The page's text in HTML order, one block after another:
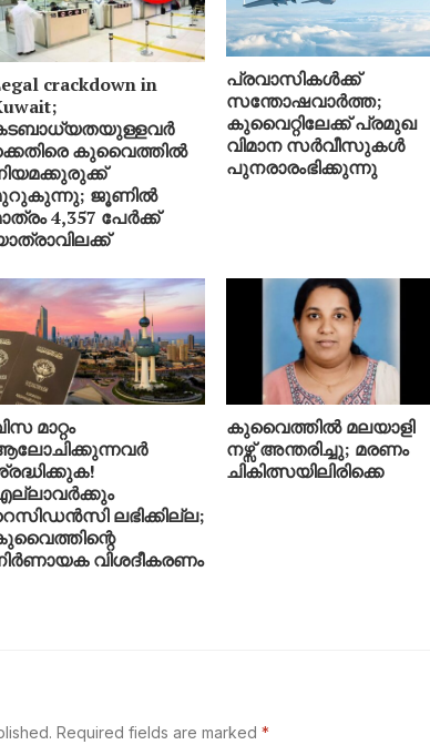
crackdown in
കുവൈത്തിൽ
ജൂണിൽ
4,357 പേർക്ക്
പ്രവാസികൾക്ക്
സന്തോഷവാർത്ത;
കുവൈറ്റിലേക്ക് പ്രമുഖ
വിമാന സർവീസുകൾ
പുനരാരംഭിക്കുന്നു
മാറ്റം
ലഭിക്കില്ല;
വിശദീകരണം
കുവൈത്തിൽ മലയാളി
നഴ്സ് അന്തരിച്ചു; മരണം
ചികിത്സയിലിരിക്കെ
Required fields are marked *